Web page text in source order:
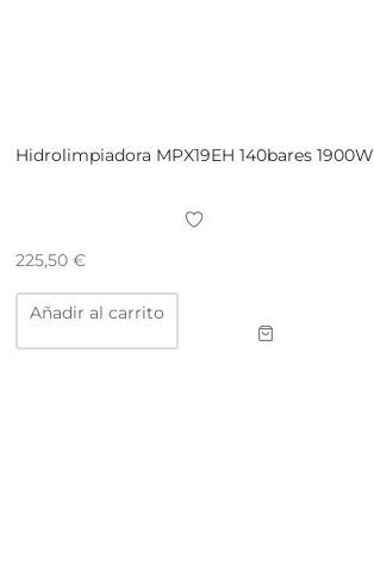
Hidrolimpiadora MPX19EH 140bares 1900W
225,50 €
Añadir al carrito